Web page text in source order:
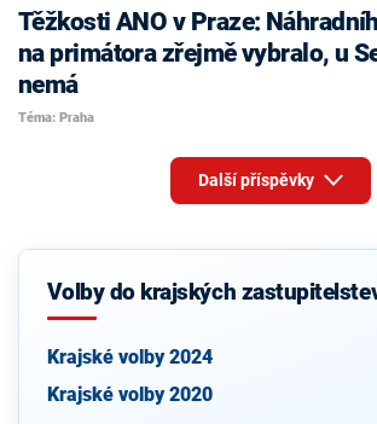
Těžkosti ANO v Praze:
na primátora zřejmě vybralo, u
nemá
Téma: Praha
Další příspěvky
Volby do krajských
Krajské volby 2024
Krajské volby 2020